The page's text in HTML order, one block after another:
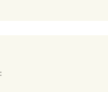
: